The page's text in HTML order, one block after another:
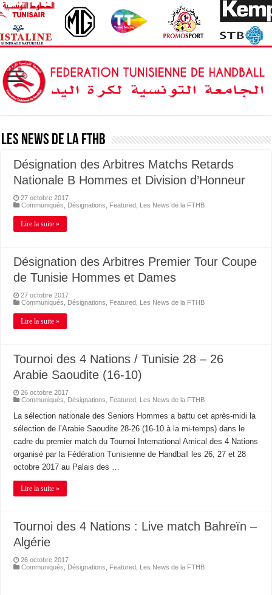
Les News de la FTHB
Désignation des Arbitres Matchs Retards
Nationale B Hommes et Division d’Honneur
27 octobre 2017
Communiqués
Désignations Featured Les News de la FTHB
Lire la suite »
Désignation des Arbitres Premier Tour Coupe
de Tunisie Hommes et Dames
27 octobre 2017
Communiqués
Désignations Featured Les News de la FTHB
Lire la suite »
Tournoi des 4 Nations / Tunisie 28 – 26
Arabie Saoudite (16-10)
26 octobre 2017
Communiqués
Désignations Featured Les News de la FTHB
La sélection nationale des Seniors Hommes a battu cet après-midi la
sélection de l’Arabie Saoudite 28-26 (16-10 à la mi-temps) dans le
cadre du premier match du Tournoi International Amical des 4 Nations
organisé par la Fédération Tunisienne de Handball les 26, 27 et 28
octobre 2017 au Palais des …
Lire la suite »
Tournoi des 4 Nations : Live match Bahreïn –
Algérie
26 octobre 2017
Communiqués
Désignations Featured Les News de la FTHB